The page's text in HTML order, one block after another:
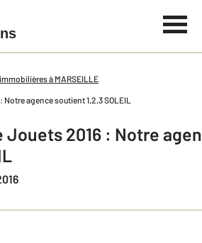
à MARSEILLE
agence soutient 1,2,3 SOLEIL
Jouets 2016 : Notre